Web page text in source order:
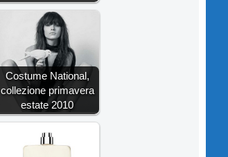
Costume National,
collezione primavera
estate 2010